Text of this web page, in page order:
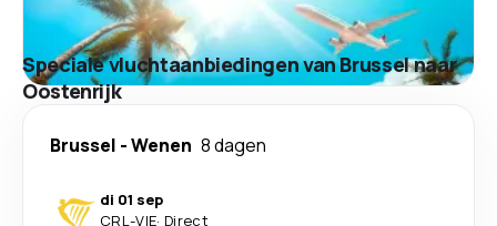
Speciale vluchtaanbiedingen van Brussel naar
Oostenrijk
Brussel -Wenen 8 dagen
di 01 sep
CRL-VIE· Direct